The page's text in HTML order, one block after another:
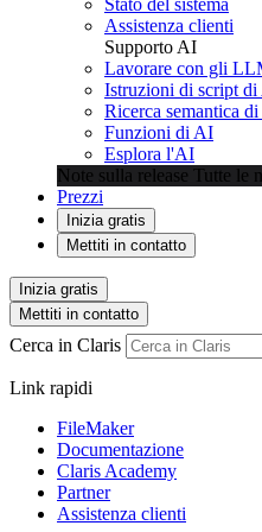
Stato del sistema
Assistenza clienti
Supporto AI
Lavorare con gli
Istruzioni di script
Ricerca semantica
Funzioni di AI
Esplora l'AI
Note sulla release Tutte le
Prezzi
Inizia gratis
Mettiti in contatto
Inizia gratis
Mettiti in contatto
Cerca in Claris
Link rapidi
FileMaker
Documentazione
Claris Academy
Partner
Assistenza clienti